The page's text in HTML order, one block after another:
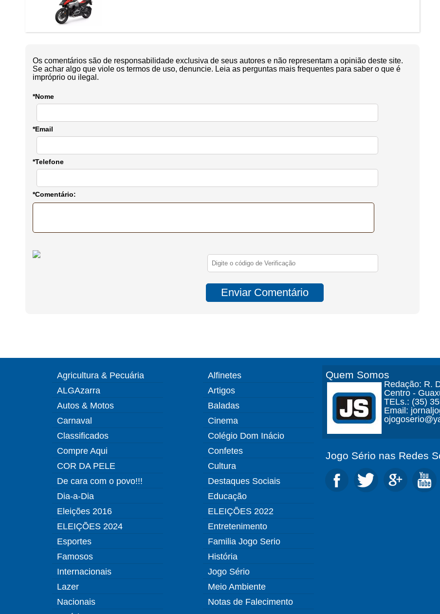
Os comentários são de responsabilidade exclusiva de seus autores e não representam a opinião deste site.
Se achar algo que viole os termos de uso, denuncie. Leia as perguntas mais frequentes para saber o que é
impróprio ou ilegal.
*Nome
*Email
*Telefone
*Comentário:
Agricultura & Pecuária
ALGAzarra
Autos & Motos
Carnaval
Classificados
Compre Aqui
COR DA PELE
De cara com o povo!!!
Dia-a-Dia
Eleições 2016
ELEIÇÕES 2024
Esportes
Famosos
Internacionais
Lazer
Nacionais
Alfinetes
Artigos
Baladas
Cinema
Colégio Dom Inácio
Confetes
Cultura
Destaques Sociais
Educação
ELEIÇÕES 2022
Entretenimento
Familia Jogo Serio
História
Jogo Sério
Meio Ambiente
Notas de Falecimento
Quem Somos
Redação: R.
Centro -
TELs.: (35)
Email:
Jogo Sério nas Redes